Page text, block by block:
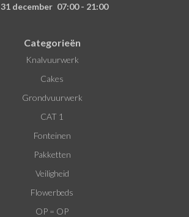
31 december 07:00 - 21:00
Categorieën
Knalvuurwerk
Cakes
Grondvuurwerk
CAT 1
Fonteinen
Pakketten
Veiligheid
Flowerbeds
OP = OP